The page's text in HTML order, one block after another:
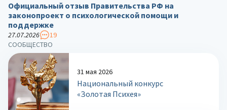
СООБЩЕСТВО
31 мая 2026
Национальный конкурс
«Золотая Психея»
Официальный отзыв Правительства РФ на
законопроект о психологической помощи и
поддержке
27.07.2026 19